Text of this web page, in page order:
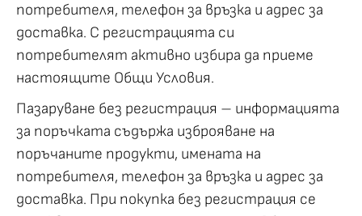
потребителя, телефон за връзка и адрес за
доставка. С регистрацията си
потребителят активно избира да приеме
настоящите Общи Условия.
Пазаруване без регистрация – информацията
за поръчката съдържа изброяване на
поръчаните продукти, имената на
потребителя, телефон за връзка и адрес за
доставка. При покупка без регистрация се